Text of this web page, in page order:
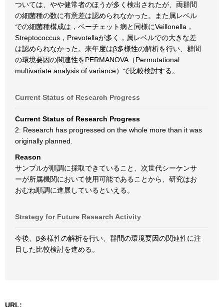
ついては、やや健常者のほうが多く検出されたが、両群間
の細菌種の数に有意差は認められなかった。また属レベル
での細菌種構成は，ベーチェット病と同様にVeillonella，
Streptococcus，Prevotellaが多く，属レベルでの大きな差
は認められなかった。来年度はβ多様性の解析を行い、群間
の環境要因の関連性をPERMANOVA（Permutational
multivariate analysis of variance）で比較検討する。
Current Status of Research Progress
Current Status of Research Progress
2: Research has progressed on the whole more than it was
originally planned.
Reason
サンプルが順調に採取できていること、次世代シーケンサ
ーが所属機関において使用可能であることから、研究はお
おむね順調に進展しているといえる。
Strategy for Future Research Activity
今後、β多様性の解析を行い、群間の環境要因の関連性に注
目した比較検討を進める。
URL: